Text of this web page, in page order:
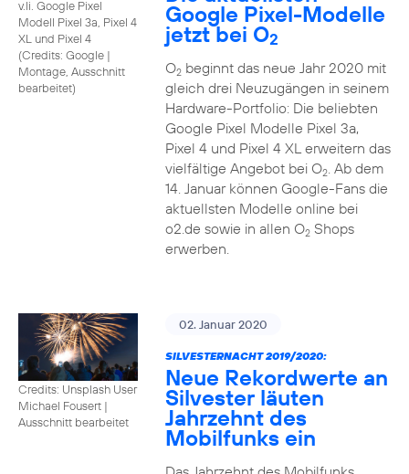
v.li. Google Pixel
Modell Pixel 3a, Pixel 4
XL und Pixel 4
(Credits: Google |
Montage, Ausschnitt
bearbeitet)
Google Pixel-Modelle
jetzt bei O2
O2beginnt das neue Jahr 2020 mit
gleich drei Neuzugängen in seinem
Hardware-Portfolio: Die beliebten
Google Pixel Modelle Pixel 3a,
Pixel 4 und Pixel 4 XL erweitern das
vielfältige Angebot bei O2. Ab dem
14. Januar können Google-Fans die
aktuellsten Modelle online bei
o2.de sowie in allen O2Shops
erwerben.
Credits: Unsplash User
Michael Fousert |
Ausschnitt bearbeitet
02. Januar 2020
SILVESTERNACHT 2019/2020:
Neue Rekordwerte an
Silvester läuten
Jahrzehnt des
Mobilfunks ein